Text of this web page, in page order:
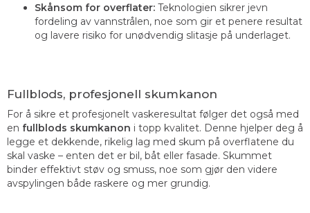
Skånsom for overflater: Teknologien sikrer jevn
fordeling av vannstrålen, noe som gir et penere resultat
og lavere risiko for unødvendig slitasje på underlaget.
Fullblods, profesjonell skumkanon
For å sikre et profesjonelt vaskeresultat følger det også med
en fullblods skumkanon i topp kvalitet. Denne hjelper deg å
legge et dekkende, rikelig lag med skum på overflatene du
skal vaske – enten det er bil, båt eller fasade. Skummet
binder effektivt støv og smuss, noe som gjør den videre
avspylingen både raskere og mer grundig.